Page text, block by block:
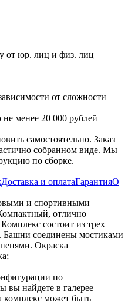
от юр. лиц и физ. лиц
от сложности
менее 20 000 рублей
самостоятельно. Заказ
собранном виде. Мы
по сборке.
Доставка и оплатаГарантияО
и спортивными
отлично
состоит из трех
соединены мостиками
Окраска
по
вы найдете в галерее
может быть